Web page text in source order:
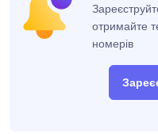
отримайте
номерів